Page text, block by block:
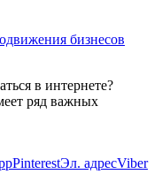
бизнесов
в интернете?
ряд важных
PinterestЭл. адресViber